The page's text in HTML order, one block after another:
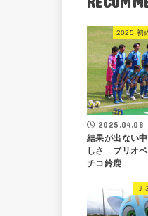
2025 初
2025.04.08
結果が出ない
しさ ブリオ
チコ鈴鹿